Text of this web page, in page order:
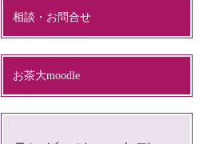
相談・お問合せ
お茶大moodle